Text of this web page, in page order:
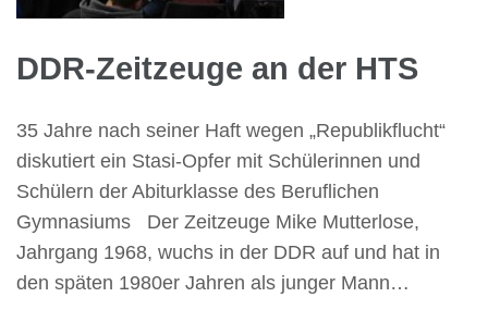
DDR-Zeitzeuge an der HTS
35 Jahre nach seiner Haft wegen „Republikflucht“
diskutiert ein Stasi-Opfer mit Schülerinnen und
Schülern der Abiturklasse des Beruflichen
Gymnasiums Der Zeitzeuge Mike Mutterlose,
Jahrgang 1968, wuchs in der DDR auf und hat in
den späten 1980er Jahren als junger Mann…